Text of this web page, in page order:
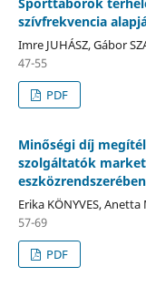
szívfrekvencia
Imre JUHÁSZ, Gábor
47-55
PDF
Minőségi díj
szolgáltatók
eszközrendszerében
Erika KÖNYVES, Anetta
57-69
PDF